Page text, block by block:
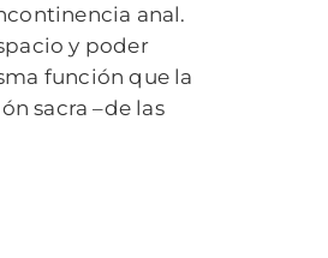
anal.
y poder
función que la
sacra –de las